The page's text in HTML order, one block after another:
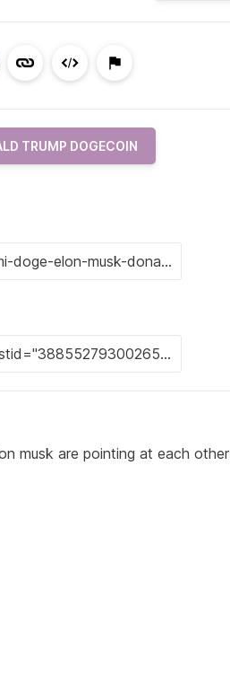
TRUMP DOGECOIN
musk are pointing at each other